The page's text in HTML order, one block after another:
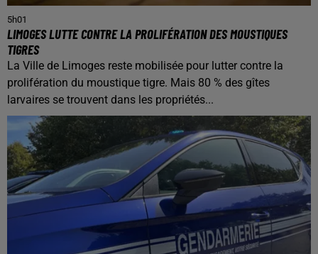
5h01
LIMOGES LUTTE CONTRE LA PROLIFÉRATION DES MOUSTIQUES
TIGRES
La Ville de Limoges reste mobilisée pour lutter contre la
prolifération du moustique tigre. Mais 80 % des gîtes
larvaires se trouvent dans les propriétés...